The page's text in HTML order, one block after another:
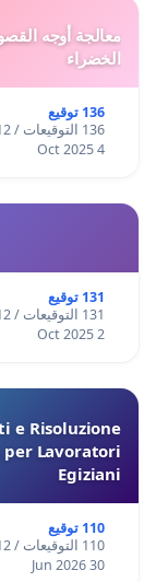
معالجة أوجه
الخضراء
136 توقيع
136 التوقيعات / 12 أشهر
4 Oct 2025
131 توقيع
131 التوقيعات / 12 أشهر
2 Oct 2025
e Risoluzione
Lavoratori
Egiziani
110 توقيع
110 التوقيعات / 12 أشهر
30 Jun 2026